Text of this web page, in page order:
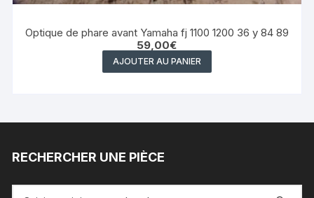
Optique de phare avant Yamaha fj 1100 1200 36 y 84 89
59,00€
AJOUTER AU PANIER
RECHERCHER UNE PIÈCE